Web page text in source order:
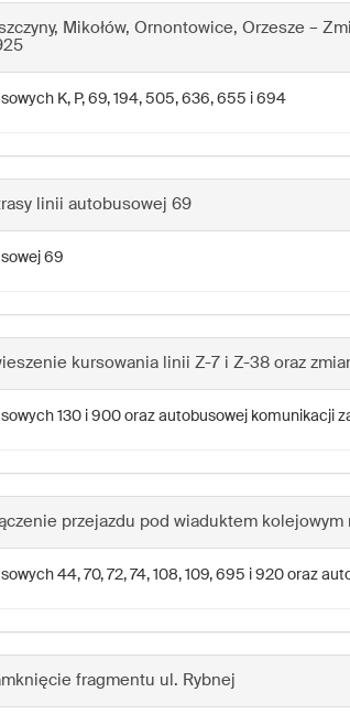
Mikołów, Ornontowice, Orzesze –
K, P, 69, 194, 505, 636, 655 i 694
linii autobusowej 69
69
kursowania linii Z-7 i Z-38 oraz
130 i 900 oraz autobusowej komunikacji
przejazdu pod wiaduktem kolejowym
44, 70, 72, 74, 108, 109, 695 i 920 oraz
fragmentu ul. Rybnej